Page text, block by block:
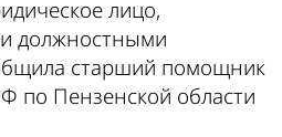
лицо,
должностными
старший помощник
по Пензенской области